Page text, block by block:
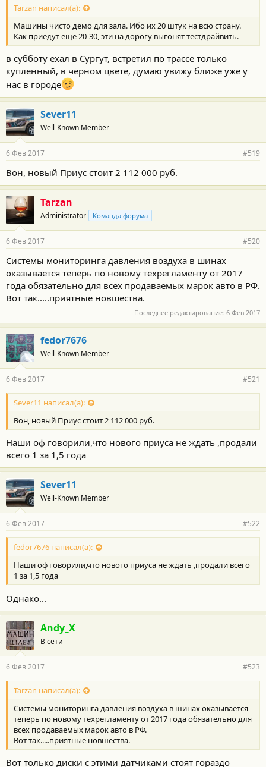
Tarzan написал(а):
Машины чисто демо для зала. Ибо их 20 штук на всю страну.
Как приедут еще 20-30, эти на дорогу выгонят тестдрайвить.
в субботу ехал в Сургут, встретил по трассе только
купленный, в чёрном цвете, думаю увижу ближе уже у
нас в городе
Sever11
Well-Known Member
6 Фев 2017 #519
Вон, новый Приус стоит 2 112 000 руб.
Tarzan
Administrator Команда форума
6 Фев 2017 #520
Системы мониторинга давления воздуха в шинах
оказывается теперь по новому техрегламенту от 2017
года обязательно для всех продаваемых марок авто в РФ.
Вот так.....приятные новшества.
Последнее редактирование: 6 Фев 2017
fedor7676
Well-Known Member
6 Фев 2017 #521
Sever11 написал(а):
Вон, новый Приус стоит 2 112 000 руб.
Наши оф говорили,что нового приуса не ждать ,продали
всего 1 за 1,5 года
Sever11
Well-Known Member
6 Фев 2017 #522
fedor7676 написал(а):
Наши оф говорили,что нового приуса не ждать ,продали всего
1 за 1,5 года
Однако...
Andy_X
В сети
6 Фев 2017 #523
Tarzan написал(а):
Системы мониторинга давления воздуха в шинах оказывается
теперь по новому техрегламенту от 2017 года обязательно для
всех продаваемых марок авто в РФ.
Вот так.....приятные новшества.
Вот только диски с этими датчиками стоят гораздо